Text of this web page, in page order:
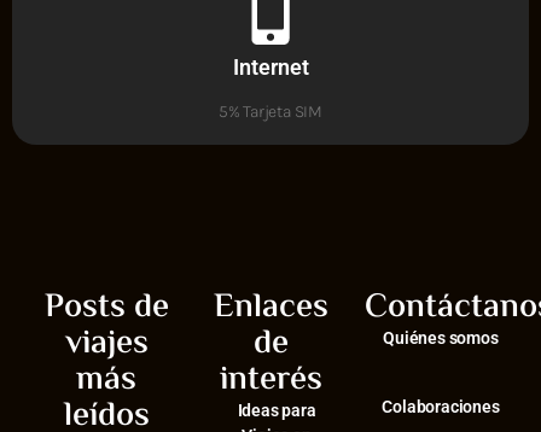
Internet
5% Tarjeta SIM
Posts de
viajes
más
leídos
Enlaces
de
interés
Ideas para
Quiénes somos
Colaboraciones